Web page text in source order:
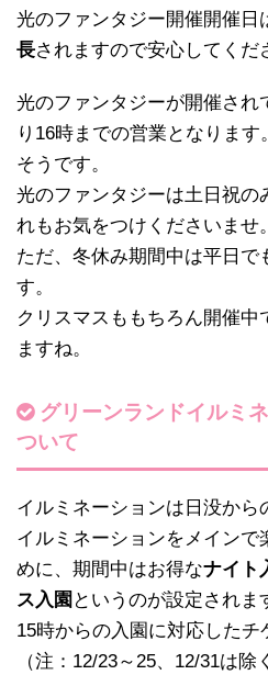
光のファンタジー開催開催日
長されますので安心してくだ
光のファンタジーが開催され
り16時までの営業となります。
そうです。
光のファンタジーは土日祝の
れもお気をつけくださいませ。
ただ、冬休み期間中は平日で
す。
クリスマスももちろん開催中
ますね。
グリーンランドイルミ
ついて
イルミネーションは日没から
イルミネーションをメインで
めに、期間中はお得なナイト
ス入園 というのが設定されま
15時からの入園に対応したチ
（注：12/23～25、12/31は除